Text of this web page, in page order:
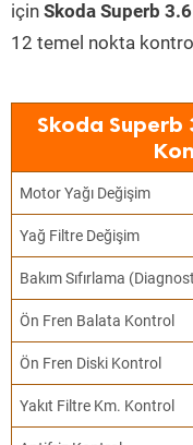
için Skoda Superb
12 temel nokta
Skoda Superb
Motor Yağı Değişim
Yağ Filtre Değişim
Bakım Sıfırlama
Ön Fren Balata Kontrol
Ön Fren Diski Kontrol
Yakıt Filtre Km. Kontrol